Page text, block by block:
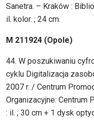
Sanetra. – Kraków :
il. kolor. ; 24 cm.
M 211924 (Opole)
44. W poszukiwaniu
cyklu Digitalizacja
2007 r. / Centrum
Organizacyjne: Centrum
: il. ; 30 cm + 1 dysk